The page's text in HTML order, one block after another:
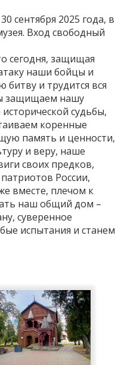
сентября 2025 года, в
Вход свободный
сегодня, защищая
наши бойцы и
и трудится вся
защищаем нашу
судьбы,
коренные
память и ценности,
и веру, наше
своих предков,
России,
вместе, плечом к
наш общий дом –
суверенное
испытания и станем